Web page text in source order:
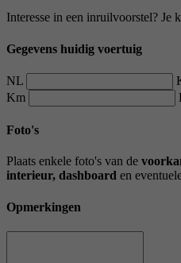
Interesse in een inruilvoorstel? Je
Gegevens huidig voertuig
NL
Km
Foto's
Plaats enkele foto's van de
interieur, dashboard en
Opmerkingen